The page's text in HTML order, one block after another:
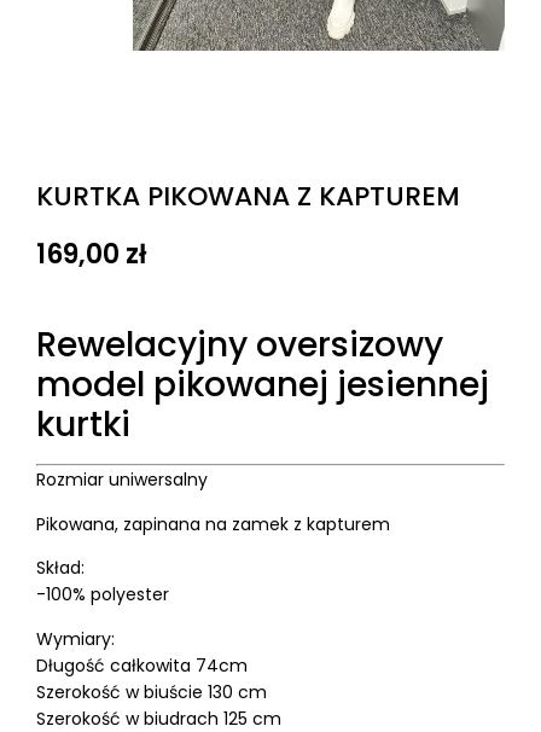
KURTKA PIKOWANA Z KAPTUREM
169,00 zł
Rewelacyjny oversizowy
model pikowanej jesiennej
kurtki
Rozmiar uniwersalny
Pikowana, zapinana na zamek z kapturem
Skład:
-100% polyester
Wymiary:
Długość całkowita 74cm
Szerokość w biuście 130 cm
Szerokość w biudrach 125 cm